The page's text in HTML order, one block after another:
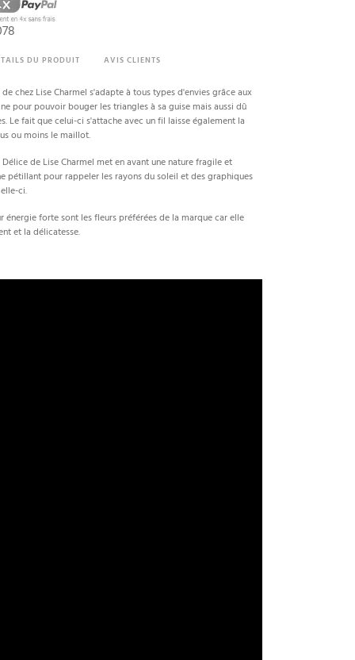
DU PRODUIT AVIS CLIENTS
chez Lise Charmel s'adapte à tous types d'envies grâce aux
pour pouvoir bouger les triangles à sa guise mais aussi dû
Le fait que celui-ci s'attache avec un fil laisse également la
ou moins le maillot.
de Lise Charmel met en avant une nature fragile et
pétillant pour rappeler les rayons du soleil et des graphiques
ci.
énergie forte sont les fleurs préférées de la marque car elle
et la délicatesse.